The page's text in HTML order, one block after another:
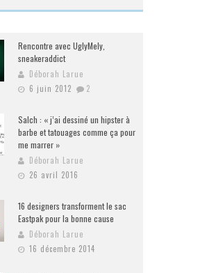
Rencontre avec UglyMely,
sneakeraddict
Déborah Larue
6 juin 2012
2
Salch : « j’ai dessiné un hipster à
barbe et tatouages comme ça pour
me marrer »
Déborah Larue
26 avril 2016
16 designers transforment le sac
Eastpak pour la bonne cause
Déborah Larue
16 décembre 2014